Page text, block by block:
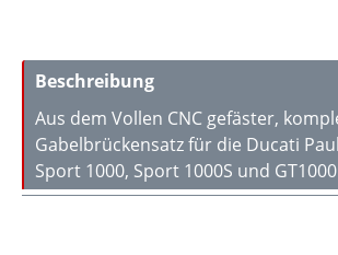
Beschreibung
Aus dem Vollen CNC gefäster,
Gabelbrückensatz für die Ducati
Sport 1000, Sport 1000S und